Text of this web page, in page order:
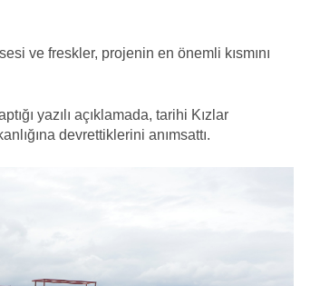
ve freskler, projenin en önemli kısmını
yazılı açıklamada, tarihi Kızlar
devrettiklerini anımsattı.